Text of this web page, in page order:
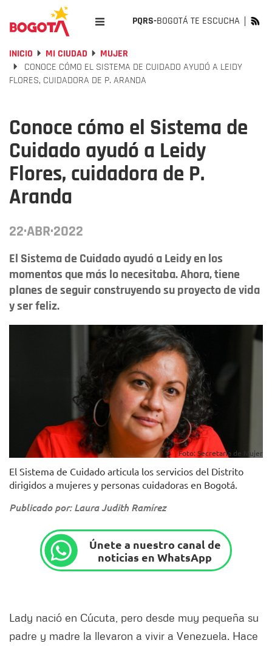
PQRS-BOGOTÁ TE ESCUCHA
INICIO MI CIUDAD
MUJER
CONOCE CÓMO EL SISTEMA DE CUIDADO AYUDÓ A LEIDY
FLORES, CUIDADORA DE P. ARANDA
Conoce cómo el Sistema de
Cuidado ayudó a Leidy
Flores, cuidadora de P.
Aranda
22·ABR·2022
El Sistema de Cuidado ayudó a Leidy en los
momentos que más lo necesitaba. Ahora, tiene
planes de seguir construyendo su proyecto de vida
y ser feliz.
Foto: Secretaría de Mujer
El Sistema de Cuidado articula los servicios del Distrito
dirigidos a mujeres y personas cuidadoras en Bogotá.
Publicado por: Laura Judith Ramírez
Únete a nuestro canal de
noticias en WhatsApp
Lady nació en Cúcuta, pero desde muy pequeña su
padre y madre la llevaron a vivir a Venezuela. Hace